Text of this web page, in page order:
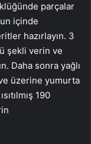
parçalar
içinde
hazırlayın. 3
şekli verin ve
Daha sonra yağlı
üzerine yumurta
190